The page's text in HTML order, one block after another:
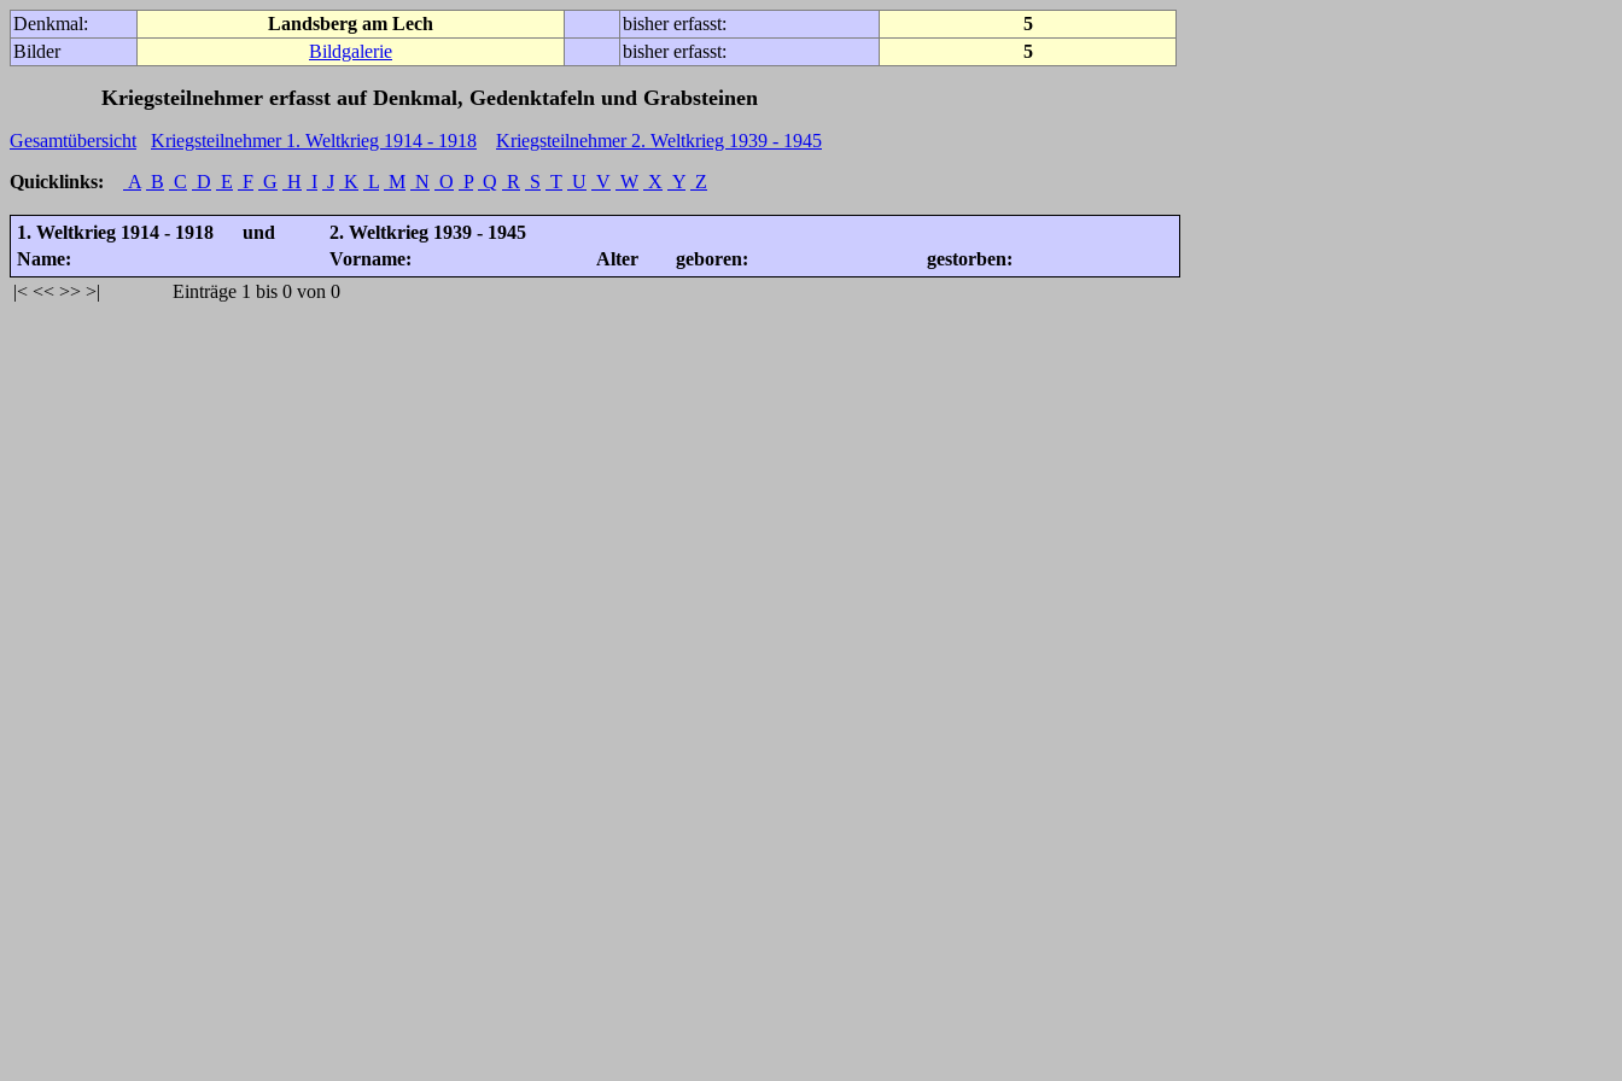
Denkmal: Landsberg am Lech bisher erfasst:
5
Bilder
Bildgalerie bisher erfasst: 5
Kriegsteilnehmer erfasst auf Denkmal, Gedenktafeln und Grabsteinen
Gesamtübersicht Kriegsteilnehmer 1. Weltkrieg 1914 - 1918
Kriegsteilnehmer 2. Weltkrieg 1939 - 1945
Quicklinks:
A B C D E F G H I J K L M N O P Q R S T U V W X Y Z
1. Weltkrieg 1914 - 1918 und
2. Weltkrieg 1939 - 1945
Name:
Vorname: Alter geboren:
gestorben:
|< << >> >| Einträge 1 bis 0 von 0